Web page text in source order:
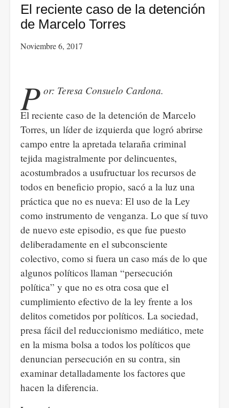
INTROMISIÓN
DEL
EN
El reciente caso de la detención
de Marcelo Torres
Noviembre 6, 2017
P or: Teresa Consuelo Cardona.
El reciente caso de la detención de Marcelo
Torres, un líder de izquierda que logró abrirse
campo entre la apretada telaraña criminal
tejida magistralmente por delincuentes,
acostumbrados a usufructuar los recursos de
todos en beneficio propio, sacó a la luz una
práctica que no es nueva: El uso de la Ley
como instrumento de venganza. Lo que sí tuvo
de nuevo este episodio, es que fue puesto
deliberadamente en el subconsciente
colectivo, como si fuera un caso más de lo que
algunos políticos llaman “persecución
política” y que no es otra cosa que el
cumplimiento efectivo de la ley frente a los
delitos cometidos por políticos. La sociedad,
presa fácil del reduccionismo mediático, mete
en la misma bolsa a todos los políticos que
denuncian persecución en su contra, sin
examinar detalladamente los factores que
hacen la diferencia.